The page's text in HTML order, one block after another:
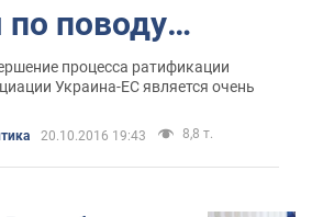
поводу
ратификации
процесса ратификации
Украина-ЕС является очень
20.10.2016 19:43 8,8 т.